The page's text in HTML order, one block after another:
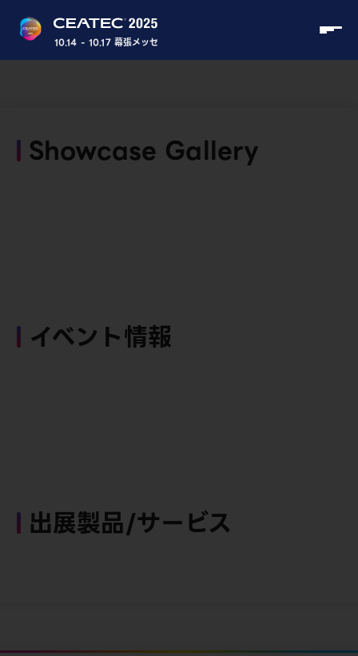
10.14 - 10.17 幕張メッセ
Showcase Gallery
イベント情報
出展製品/サービス